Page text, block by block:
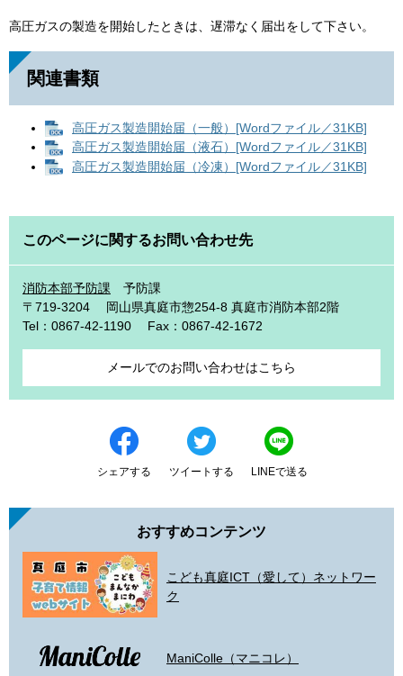
高圧ガスの製造を開始したときは、遅滞なく届出をして下さい。
関連書類
高圧ガス製造開始届（一般）[Wordファイル／31KB]
高圧ガス製造開始届（液石）[Wordファイル／31KB]
高圧ガス製造開始届（冷凍）[Wordファイル／31KB]
このページに関するお問い合わせ先
消防本部予防課
予防課
〒719-3204
岡山県真庭市惣254-8 真庭市消防本部2階
Tel：0867-42-1190
Fax：0867-42-1672
メールでのお問い合わせはこちら
シェアする ツイートする LINEで送る
おすすめコンテンツ
こども真庭ICT（愛して）ネットワー
ク
ManiColle（マニコレ）